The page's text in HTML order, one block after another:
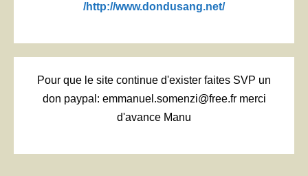
/http://www.dondusang.net/
Pour que le site continue d'exister faites SVP un
don paypal: emmanuel.somenzi@free.fr merci
d'avance Manu